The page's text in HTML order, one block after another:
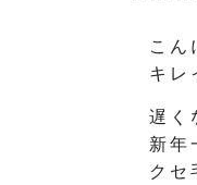
こ
キレ
遅く
新年
クセ